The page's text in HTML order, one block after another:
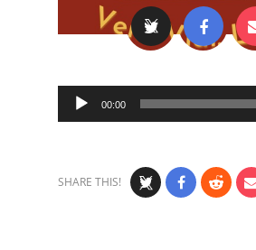
Audio
Player
00:00
SHARE THIS!